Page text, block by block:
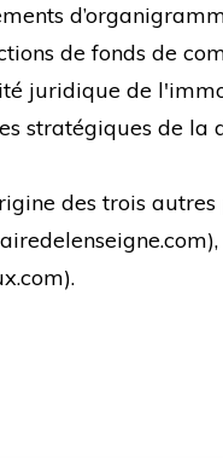
de fonds de
juridique de
stratégiques de la
des trois
).